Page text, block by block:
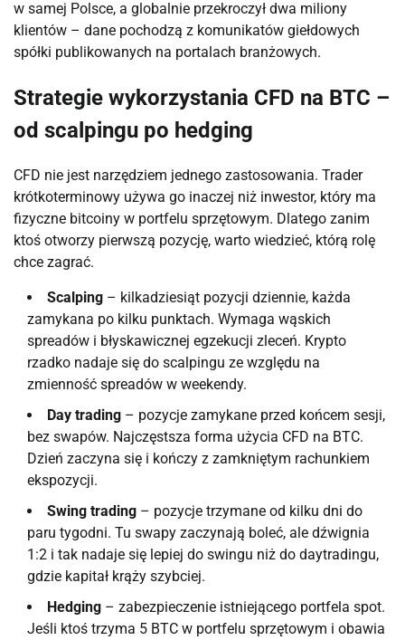
w samej Polsce, a globalnie przekroczył dwa miliony
klientów – dane pochodzą z komunikatów giełdowych
spółki publikowanych na portalach branżowych.
Strategie wykorzystania CFD na BTC –
od scalpingu po hedging
CFD nie jest narzędziem jednego zastosowania. Trader
krótkoterminowy używa go inaczej niż inwestor, który ma
fizyczne bitcoiny w portfelu sprzętowym. Dlatego zanim
ktoś otworzy pierwszą pozycję, warto wiedzieć, którą rolę
chce zagrać.
Scalping – kilkadziesiąt pozycji dziennie, każda
zamykana po kilku punktach. Wymaga wąskich
spreadów i błyskawicznej egzekucji zleceń. Krypto
rzadko nadaje się do scalpingu ze względu na
zmienność spreadów w weekendy.
Day trading – pozycje zamykane przed końcem sesji,
bez swapów. Najczęstsza forma użycia CFD na BTC.
Dzień zaczyna się i kończy z zamkniętym rachunkiem
ekspozycji.
Swing trading – pozycje trzymane od kilku dni do
paru tygodni. Tu swapy zaczynają boleć, ale dźwignia
1:2 i tak nadaje się lepiej do swingu niż do daytradingu,
gdzie kapitał krąży szybciej.
Hedging – zabezpieczenie istniejącego portfela spot.
Jeśli ktoś trzyma 5 BTC w portfelu sprzętowym i obawia